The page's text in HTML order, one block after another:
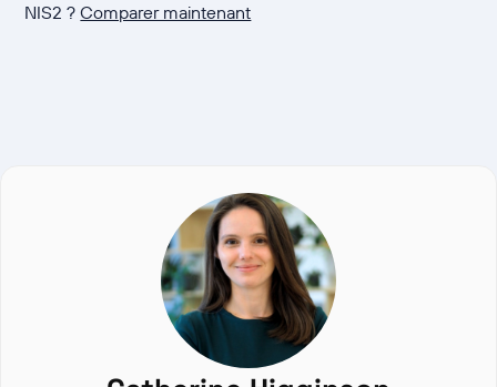
NIS2 ?Comparer maintenant